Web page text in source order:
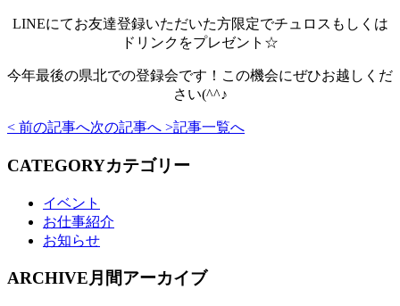
LINEにてお友達登録いただいた方限定でチュロスもしくは
ドリンクをプレゼント☆
今年最後の県北での登録会です！この機会にぜひお越しくだ
さい(^^♪
< 前の記事へ次の記事へ >記事一覧へ
CATEGORYカテゴリー
イベント
お仕事紹介
お知らせ
ARCHIVE月間アーカイブ